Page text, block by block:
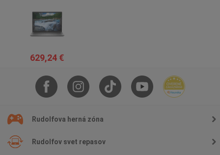
629,24 €
Rudolfova herná zóna
Rudolfov svet repasov